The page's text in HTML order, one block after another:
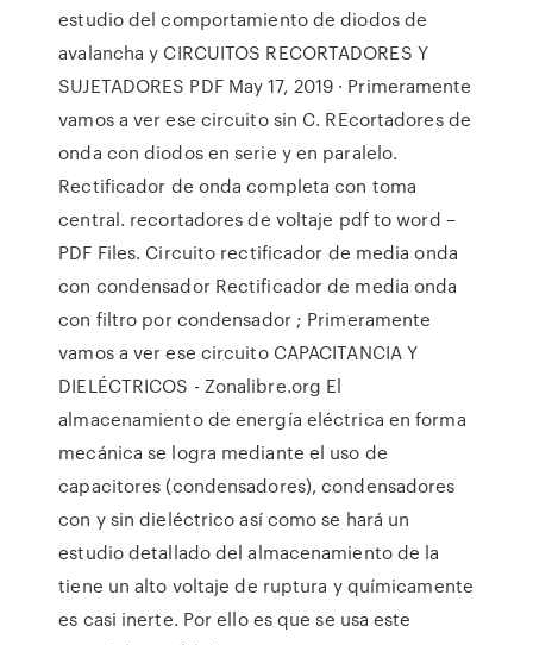
estudio del comportamiento de diodos de
avalancha y CIRCUITOS RECORTADORES Y
SUJETADORES PDF May 17, 2019 · Primeramente
vamos a ver ese circuito sin C. REcortadores de
onda con diodos en serie y en paralelo.
Rectificador de onda completa con toma
central. recortadores de voltaje pdf to word –
PDF Files. Circuito rectificador de media onda
con condensador Rectificador de media onda
con filtro por condensador ; Primeramente
vamos a ver ese circuito CAPACITANCIA Y
DIELÉCTRICOS - Zonalibre.org El
almacenamiento de energía eléctrica en forma
mecánica se logra mediante el uso de
capacitores (condensadores), condensadores
con y sin dieléctrico así como se hará un
estudio detallado del almacenamiento de la
tiene un alto voltaje de ruptura y químicamente
es casi inerte. Por ello es que se usa este